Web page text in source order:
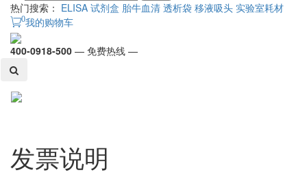
热门搜索： ELISA 试剂盒 胎牛血清 透析袋 移液吸头 实验室耗材
0我的购物车
400-0918-500 — 免费热线 —
发票说明